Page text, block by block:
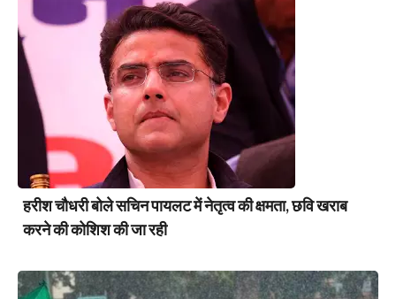
हरीश चौधरी बोले सचिन पायलट में नेतृत्व की क्षमता, छवि खराब
करने की कोशिश की जा रही